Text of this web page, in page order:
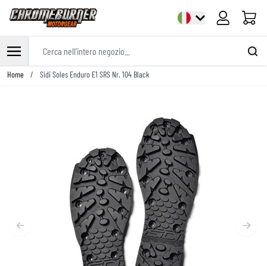
Cart
Salta al contenuto
Home / Sidi Soles Enduro E1 SRS Nr. 104 Black